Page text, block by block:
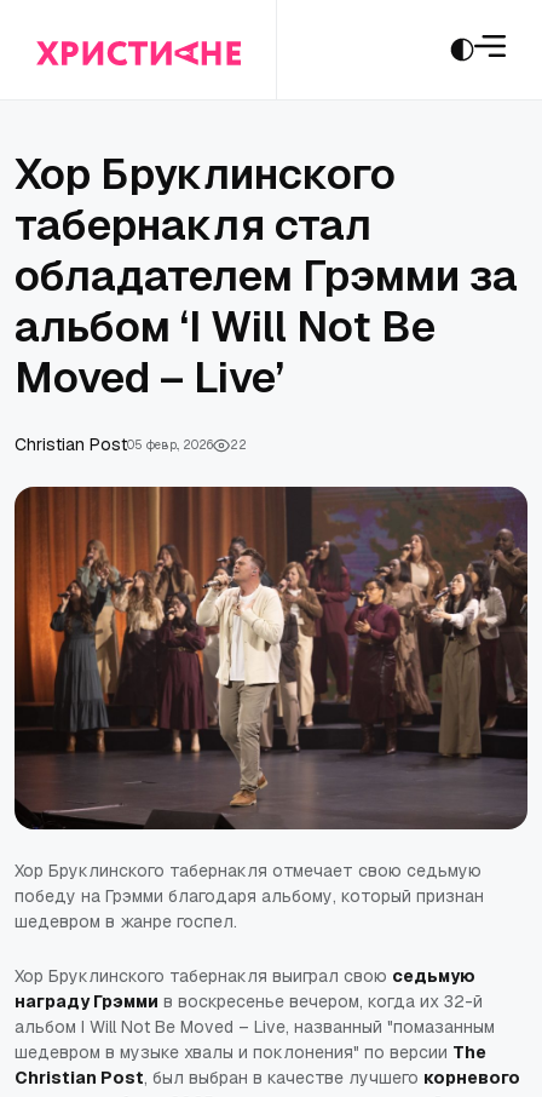
Хор Бруклинского
табернакля стал
обладателем Грэмми за
альбом ‘I Will Not Be
Moved – Live’
Сhristian Post05 февр., 2026 22
Хор Бруклинского табернакля отмечает свою седьмую
победу на Грэмми благодаря альбому, который признан
шедевром в жанре госпел.
Хор Бруклинского табернакля выиграл свою седьмую
награду Грэмми в воскресенье вечером, когда их 32-й
альбом I Will Not Be Moved – Live, названный "помазанным
шедевром в музыке хвалы и поклонения" по версии The
Christian Post, был выбран в качестве лучшего корневого